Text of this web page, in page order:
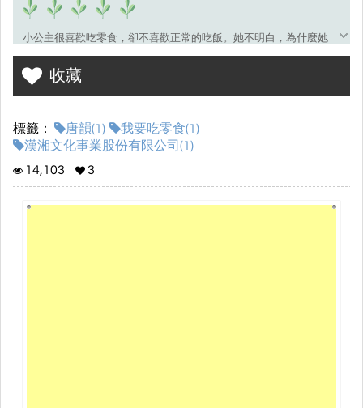
小公主很喜歡吃零食，卻不喜歡正常的吃飯。她不明白，為什麼她
喜歡 吃的東西，大人偏不給她，而她不喜歡的大家老是要勉強她吃!
作 者 唐韻
美術出版 者 漢湘文化事業股份有限公司
台北縣235中和市建康路130號4樓之1
電話：（02）2226-3147
傳真：（02）2226-3148
網路書店www.101books.com.tw
收藏
標籤： 唐韻(1)
我要吃零食(1)
漢湘文化事業股份有限公司(1)
14,103
3